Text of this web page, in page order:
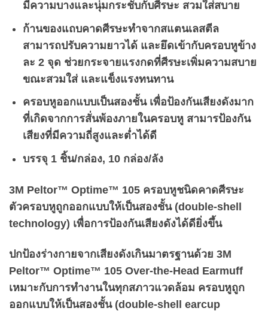
มีความบางและนุ่มกระชับกับศีรษะ สวมใส่สบาย
ก้านของแถบคาดศีรษะทำจากสแตนเลสตีล
สามารถปรับความยาวได้ และยึดเข้ากับครอบหูข้าง
ละ 2 จุด ช่วยกระจายแรงกดที่ศีรษะเพิ่มความสบาย
ขณะสวมใส่ และแข็งแรงทนทาน
ครอบหูออกแบบเป็นสองชั้น เพื่อป้องกันเสียงดังมาก
ที่เกิดจากการสั่นพ้องภายในครอบหู สามารป้องกัน
เสียงที่มีความถี่สูงและต่ำได้ดี
บรรจุ 1 ชิ้น/กล่อง, 10 กล่อง/ลัง
3M Peltor™ Optime™ 105 ครอบหูชนิดคาดศีรษะ
ตัวครอบหูถูกออกแบบให้เป็นสองชั้น (double-shell
technology) เพื่อการป้องกันเสียงดังได้ดียิ่งขึ้น
ปกป้องร่างกายจากเสียงดังเกินมาตรฐานด้วย 3M
Peltor™ Optime™ 105 Over-the-Head Earmuff
เหมาะกับการทำงานในทุกสภาวแวดล้อม ครอบหูถูก
ออกแบบให้เป็นสองชั้น (double-shell earcup